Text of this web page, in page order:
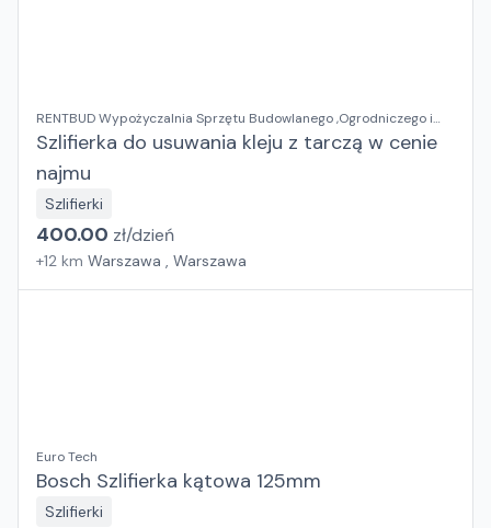
RENTBUD Wypożyczalnia Sprzętu Budowlanego ,Ogrodniczego i
Elektronarzędzi
Szlifierka do usuwania kleju z tarczą w cenie
najmu
Szlifierki
400.00 zł/dzień
+12 km Warszawa , Warszawa
Euro Tech
Bosch Szlifierka kątowa 125mm
Szlifierki